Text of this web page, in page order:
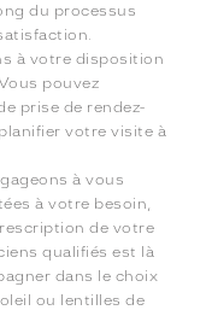
du processus
à votre disposition
pouvez
prise de rendez-
votre visite à
à vous
à votre besoin,
de votre
qualifiés est là
dans le choix
ou lentilles de